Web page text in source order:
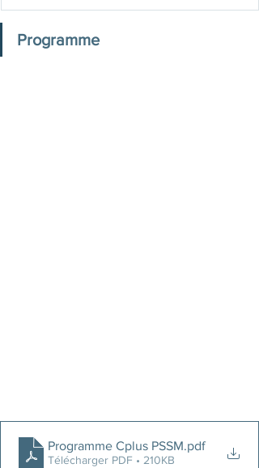
Programme
Programme Cplus PSSM.pdf
Télécharger PDF • 210KB